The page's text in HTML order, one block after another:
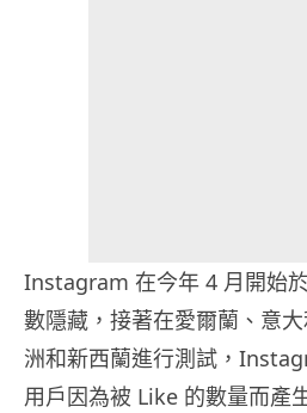
Instagram 在今年 4 月開始
數隱藏，接著在愛爾蘭、意
洲和新西蘭進行測試，
用戶因為被 Like 的數量而產